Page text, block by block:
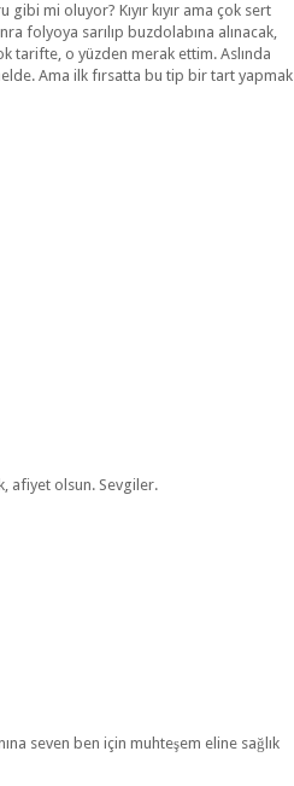
mi oluyor? Kıyır kıyır ama çok sert
folyoya sarılıp buzdolabına alınacak,
tarifte, o yüzden merak ettim. Aslında
Ama ilk fırsatta bu tip bir tart yapmak
afiyet olsun. Sevgiler.
seven ben için muhteşem eline sağlık